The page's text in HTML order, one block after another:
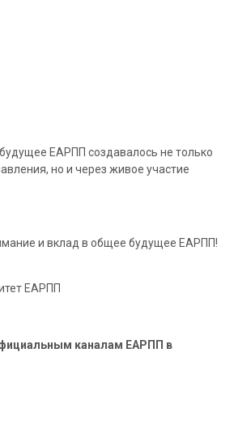
ЕАРПП создавалось не только
но и через живое участие
и вклад в общее будущее ЕАРПП!
ЕАРПП
каналам ЕАРПП в